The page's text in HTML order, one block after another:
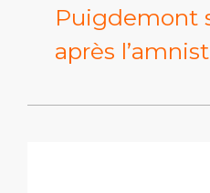
Puigdemont
après